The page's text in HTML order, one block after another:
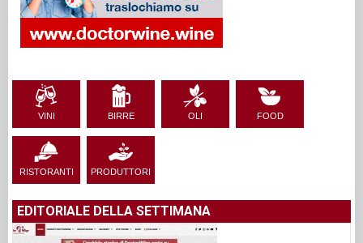
VINI BIRRE OLI FOOD
RISTORANTI PRODUTTORI
EDITORIALE DELLA SETTIMANA